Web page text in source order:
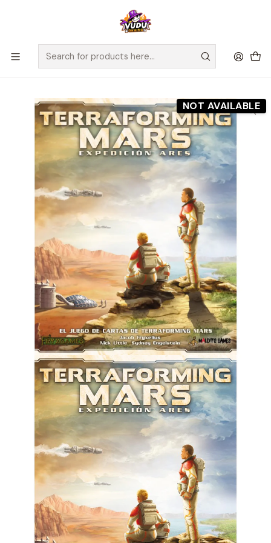
🚀 ¡Despachamos a todo Chile! Envío GRATIS a Regiones sobre
$100.000 y a RM sobre $35.000
Home Preventas Maldito Games
Preventa - Expedición Ares - Terraforming Mars + Cartas
Promo 1 y 2 - Español
NOT AVAILABLE